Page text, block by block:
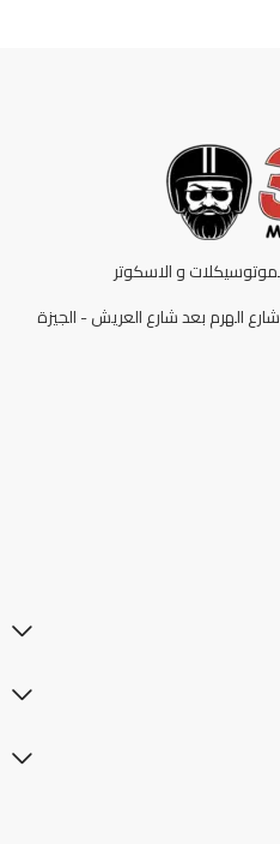
و الاسكوتر
الهرم بعد شارع العريش - الجيزة